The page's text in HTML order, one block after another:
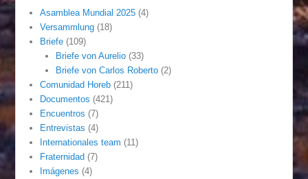
Asamblea Mundial 2025 (4)
Versammlung (18)
Briefe (109)
Briefe von Aurelio(33)
Briefe von Carlos Roberto(2)
Comunidad Horeb (211)
Documentos (421)
Encuentros (7)
Entrevistas (4)
Internationales team (11)
Fraternidad (7)
Imágenes (4)